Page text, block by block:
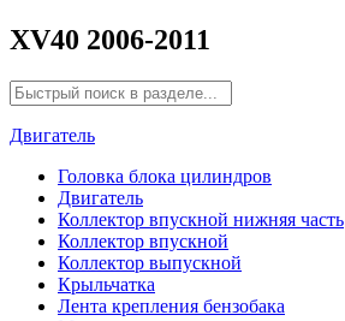
XV40 2006-2011
Двигатель
Головка блока цилиндров
Двигатель
Коллектор впускной нижняя часть
Коллектор впускной
Коллектор выпускной
Крыльчатка
Лента крепления бензобака